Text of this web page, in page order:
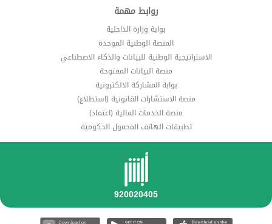
روابط مهمة
بوابة وزارة الداخلية
المنصة الوطنية الموحدة
الاستراتيجية الوطنية للبيانات والذكاء الاصطناعي
منصة البيانات المفتوحة
بوابة المشاركة الالكترونية
منصة الاستشارات القانونية (استطلاع)
منصة الخدمات المالية (اعتماد)
تطبيقات الهاتف المحمول الحكومية